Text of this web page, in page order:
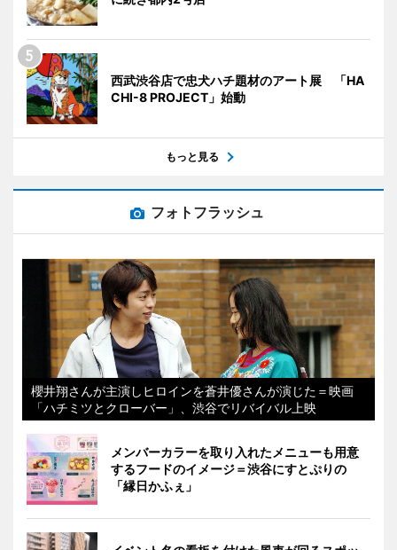
西武渋谷店で忠犬ハチ題材のアート展 「HA
CHI-8 PROJECT」始動
もっと見る
フォトフラッシュ
櫻井翔さんが主演しヒロインを蒼井優さんが演じた＝映画
「ハチミツとクローバー」、渋谷でリバイバル上映
メンバーカラーを取り入れたメニューも用意
するフードのイメージ＝渋谷にすとぷりの
「縁日かふぇ」